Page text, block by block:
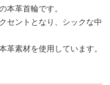
本革首輪です。
セントとなり、シックな中
革素材を使用しています。